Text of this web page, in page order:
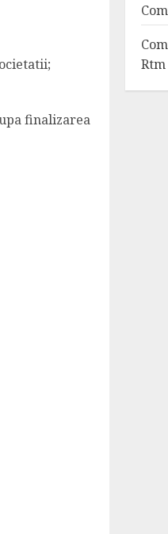
finalizarea